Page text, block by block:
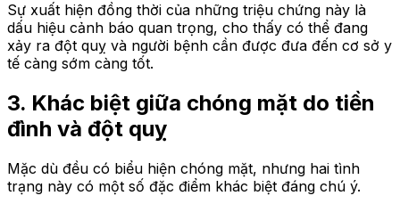
Sự xuất hiện đồng thời của những triệu chứng này là
dấu hiệu cảnh báo quan trọng, cho thấy có thể đang
xảy ra đột quỵ và người bệnh cần được đưa đến cơ sở y
tế càng sớm càng tốt.
3. Khác biệt giữa chóng mặt do tiền
đình và đột quỵ
Mặc dù đều có biểu hiện chóng mặt, nhưng hai tình
trạng này có một số đặc điểm khác biệt đáng chú ý.